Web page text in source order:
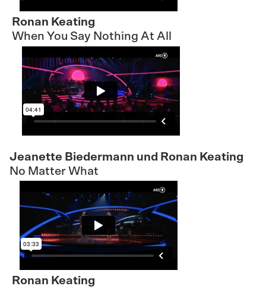
Ronan Keating
When You Say Nothing At All
Jeanette Biedermann und Ronan Keating
No Matter What
Ronan Keating